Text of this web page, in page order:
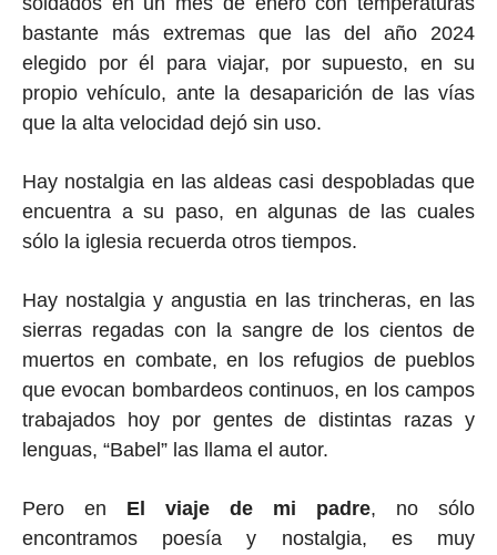
bastante más extremas que las del año 2024
elegido por él para viajar, por supuesto, en su
propio vehículo, ante la desaparición de las vías
que la alta velocidad dejó sin uso.
Hay nostalgia en las aldeas casi despobladas que
encuentra a su paso, en algunas de las cuales
sólo la iglesia recuerda otros tiempos.
Hay nostalgia y angustia en las trincheras, en las
sierras regadas con la sangre de los cientos de
muertos en combate, en los refugios de pueblos
que evocan bombardeos continuos, en los campos
trabajados hoy por gentes de distintas razas y
lenguas, “Babel” las llama el autor.
Pero en El viaje de mi padre, no sólo
encontramos poesía y nostalgia, es muy